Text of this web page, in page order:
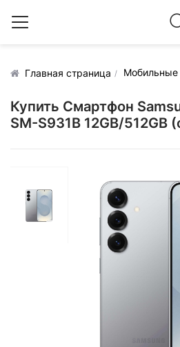
Главная страница Мобильные
Купить Смартфон
SM-S931B 12GB/512GB